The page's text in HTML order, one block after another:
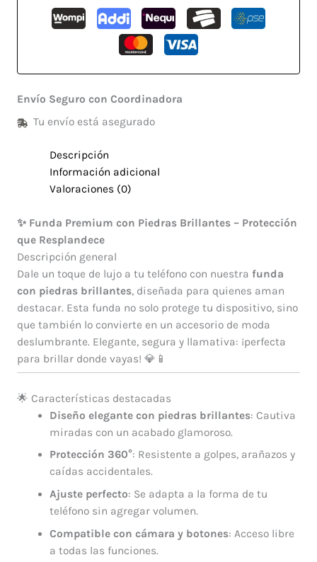
Envío Seguro con Coordinadora
Tu envío está asegurado
Descripción
Información adicional
Valoraciones (0)
✨ Funda Premium con Piedras Brillantes – Protección
que Resplandece
Descripción general
Dale un toque de lujo a tu teléfono con nuestra funda
con piedras brillantes, diseñada para quienes aman
destacar. Esta funda no solo protege tu dispositivo, sino
que también lo convierte en un accesorio de moda
deslumbrante. Elegante, segura y llamativa: ¡perfecta
para brillar donde vayas! 💎📱
🌟 Características destacadas
Diseño elegante con piedras brillantes: Cautiva
miradas con un acabado glamoroso.
Protección 360°: Resistente a golpes, arañazos y
caídas accidentales.
Ajuste perfecto: Se adapta a la forma de tu
teléfono sin agregar volumen.
Compatible con cámara y botones: Acceso libre
a todas las funciones.